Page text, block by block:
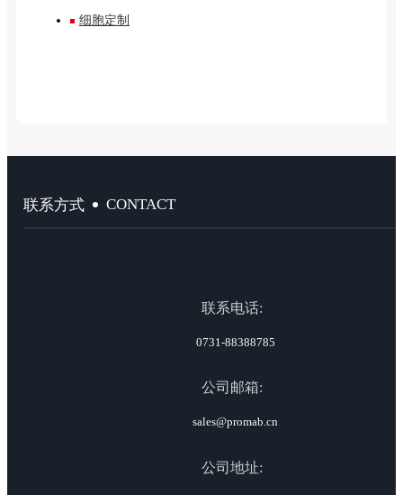
细胞定制
联系方式 CONTACT
联系电话:
0731-88388785
公司邮箱:
sales@promab.cn
公司地址: